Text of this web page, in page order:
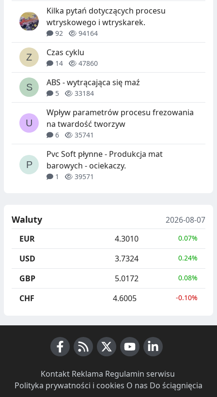
Kilka pytań dotyczących procesu
wtryskowego i wtryskarek.
92 94164
Czas cyklu
14 47860
ABS - wytrącająca się maź
5 33184
Wpływ parametrów procesu frezowania
na twardość tworzyw
6 35741
Pvc Soft płynne - Produkcja mat
barowych - ociekaczy.
1 39571
Waluty
2026-08-07
EUR
4.3010 0.07%
USD 3.7324 0.24%
GBP 5.0172 0.08%
CHF 4.6005 -0.10%
Kontakt· Reklama Regulamin serwisu
Polityka prywatności i cookies O nas Do ściągnięcia